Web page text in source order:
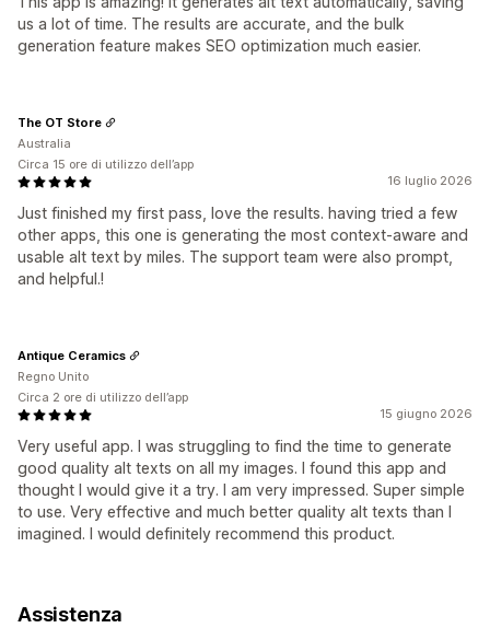
us a lot of time. The results are accurate, and the bulk
generation feature makes SEO optimization much easier.
16 luglio 2026
Just finished my first pass, love the results. having tried a few
other apps, this one is generating the most context-aware and
usable alt text by miles. The support team were also prompt,
and helpful.!
The OT Store
Australia
Circa 15 ore di utilizzo dell’app
15 giugno 2026
Very useful app. I was struggling to find the time to generate
good quality alt texts on all my images. I found this app and
thought I would give it a try. I am very impressed. Super simple
to use. Very effective and much better quality alt texts than I
imagined. I would definitely recommend this product.
Antique Ceramics
Regno Unito
Circa 2 ore di utilizzo dell’app
Assistenza